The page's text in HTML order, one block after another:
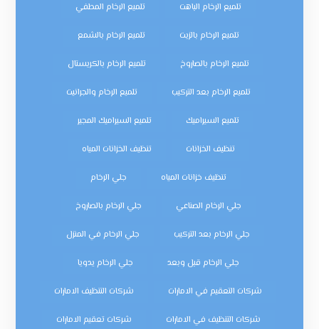
تلميع الرخام الباهت تلميع الرخام المطفي
تلميع الرخام بالزيت تلميع الرخام بالشمع
تلميع الرخام بالصاروخ تلميع الرخام بالكريستال
تلميع الرخام بعد التركيب تلميع الرخام والجرانيت
تلميع السيراميك تلميع السيراميك المجير
تنظيف الخزانات تنظيف الخزانات المياه
تنظيف خزانات المياه جلي الرخام
جلي الرخام الصناعي جلي الرخام بالصاروخ
جلي الرخام بعد التركيب جلي الرخام في المنزل
جلي الرخام قبل وبعد جلي الرخام يدويا
شركات التعقيم في الامارات شركات التنظيف الامارات
شركات التنظيف في الامارات شركات تعقيم الامارات